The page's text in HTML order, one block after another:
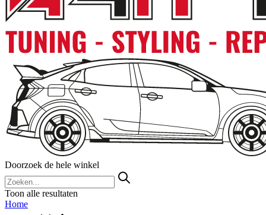
Doorzoek de hele winkel
Toon alle resultaten
Home